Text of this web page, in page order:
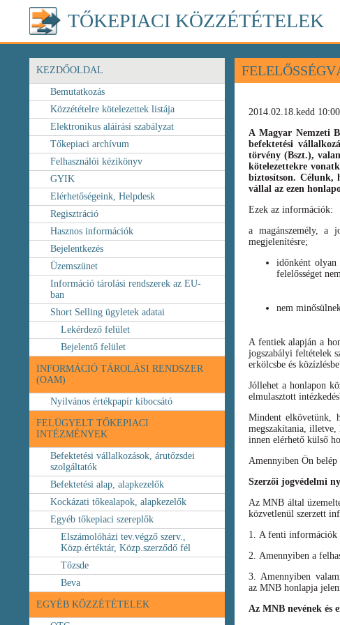
TŐKEPIACI KÖZZÉTÉTELEK
KEZDŐOLDAL
Bemutatkozás
Közzétételre kötelezettek listája
Elektronikus aláírási szabályzat
Tőkepiaci archívum
Felhasználói kézikönyv
GYIK
Elérhetőségeink, Helpdesk
Regisztráció
Hasznos információk
Bejelentkezés
Üzemszünet
Információ tárolási rendszerek az EU-
ban
Short Selling ügyletek adatai
Lekérdező felület
Bejelentő felület
INFORMÁCIÓ TÁROLÁSI RENDSZER
(OAM)
Nyilvános értékpapír kibocsátó
FELÜGYELT TŐKEPIACI
INTÉZMÉNYEK
Befektetési vállalkozások, árutőzsdei
szolgáltatók
Befektetési alap, alapkezelők
Kockázati tőkealapok, alapkezelők
Egyéb tőkepiaci szereplők
Elszámolóházi tev.végző szerv.,
Közp.értéktár, Közp.szerződő fél
Tőzsde
Beva
EGYÉB KÖZZÉTÉTELEK
2014.02.18.kedd 10:00
A Magyar Nemzeti
befektetési
törvény(Bszt.),
kötelezettekre
biztosítson. Célunk,
vállal az ezen
Ezek az információk:
a magánszemély, a
megjelenítésre;
időnként olyan
felelősséget
nem
A fentiek alapján a
jogszabályi feltételek
erkölcsbe és
Jóllehet a honlapon
elmulasztott
Mindent elkövetünk,
megszakítania, illetve,
innen elérhető külső
Amennyiben Ön
Szerzői jogvédelmi
Az MNB által
közvetlenül szerzett
1. A fenti információk
2. Amennyiben a
3. Amennyiben
az MNB honlapja
Az MNB nevének és